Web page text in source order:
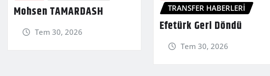
Mohsen TAMARDASH
Tem 30, 2026
TRANSFER HABERLERİ
Efetürk Geri Döndü
Tem 30, 2026